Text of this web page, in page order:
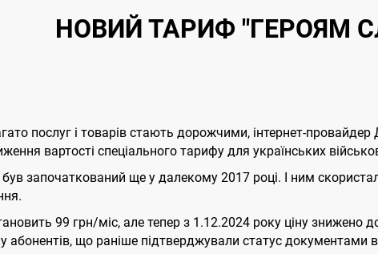
НОВИЙ ТАРИФ "ГЕРОЯМ
послуг і товарів стають дорожчими, інтернет-
вартості спеціального тарифу для українських
започаткований ще у далекому 2017 році. І ним
99 грн/міс, але тепер з 1.12.2024 року ціну знижено
абонентів, що раніше підтверджували статус документами